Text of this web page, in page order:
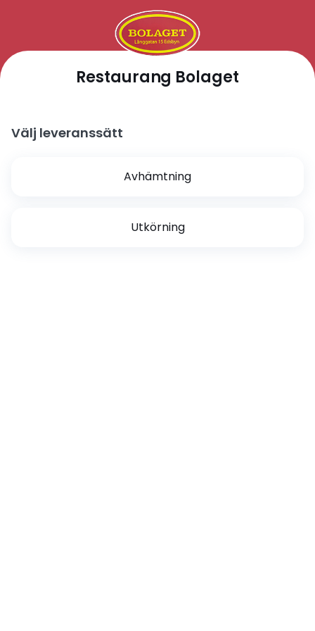
Restaurang Bolaget
Välj leveranssätt
Avhämtning
Utkörning